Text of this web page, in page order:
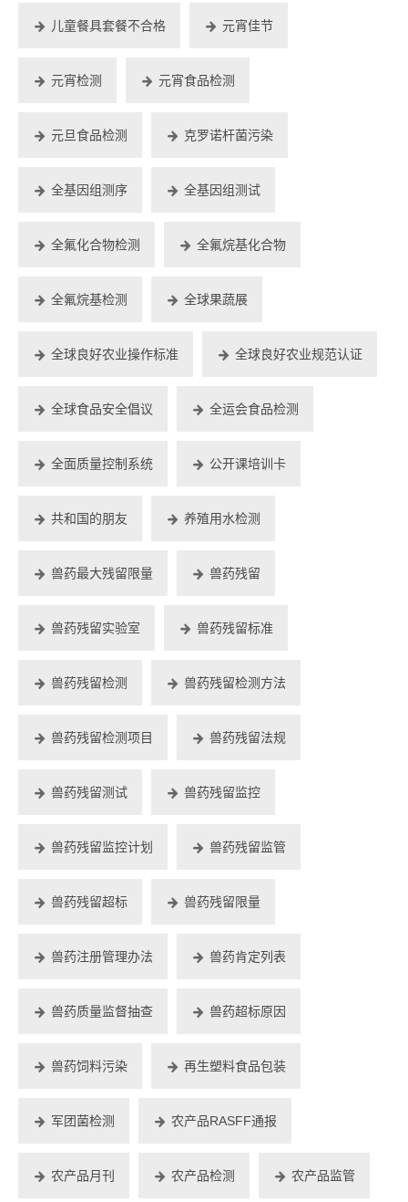
儿童餐具套餐不合格 元宵佳节
元宵检测 元宵食品检测
元旦食品检测 克罗诺杆菌污染
全基因组测序 全基因组测试
全氟化合物检测 全氟烷基化合物
全氟烷基检测 全球果蔬展
全球良好农业操作标准 全球良好农业规范认证
全球食品安全倡议 全运会食品检测
全面质量控制系统 公开课培训卡
共和国的朋友 养殖用水检测
兽药最大残留限量 兽药残留
兽药残留实验室 兽药残留标准
兽药残留检测 兽药残留检测方法
兽药残留检测项目 兽药残留法规
兽药残留测试 兽药残留监控
兽药残留监控计划 兽药残留监管
兽药残留超标 兽药残留限量
兽药注册管理办法 兽药肯定列表
兽药质量监督抽查 兽药超标原因
兽药饲料污染 再生塑料食品包装
军团菌检测 农产品RASFF通报
农产品月刊 农产品检测 农产品监管